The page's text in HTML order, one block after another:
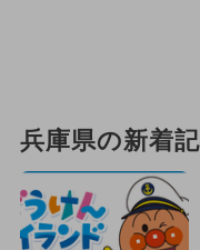
兵庫県の新着